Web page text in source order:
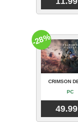
CRIMSON
PC
-28%